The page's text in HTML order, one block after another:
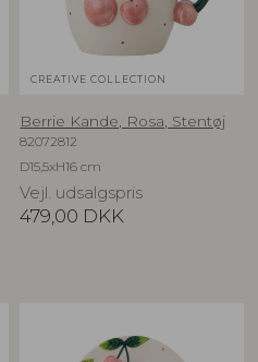
CREATIVE COLLECTION
Berrie Kande, Rosa, Stentøj
82072812
D15,5xH16 cm
Vejl. udsalgspris
479,00 DKK